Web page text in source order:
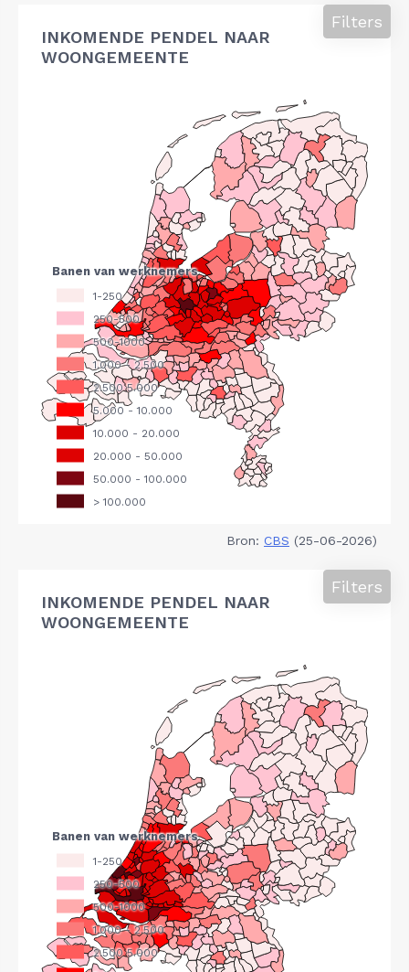
INKOMENDE PENDEL NAAR
WOONGEMEENTE
Filters
Bron: CBS (25-06-2026)
INKOMENDE PENDEL NAAR
WOONGEMEENTE
Filters